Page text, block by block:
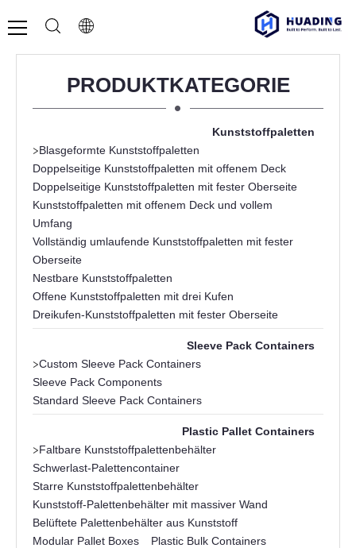
PRODUKTKATEGORIE
Kunststoffpaletten
>Blasgeformte Kunststoffpaletten
Doppelseitige Kunststoffpaletten mit offenem Deck
Doppelseitige Kunststoffpaletten mit fester Oberseite
Kunststoffpaletten mit offenem Deck und vollem
Umfang
Vollständig umlaufende Kunststoffpaletten mit fester
Oberseite
Nestbare Kunststoffpaletten
Offene Kunststoffpaletten mit drei Kufen
Dreikufen-Kunststoffpaletten mit fester Oberseite
Sleeve Pack Containers
>Custom Sleeve Pack Containers
Sleeve Pack Components
Standard Sleeve Pack Containers
Plastic Pallet Containers
>Faltbare Kunststoffpalettenbehälter
Schwerlast-Palettencontainer
Starre Kunststoffpalettenbehälter
Kunststoff-Palettenbehälter mit massiver Wand
Belüftete Palettenbehälter aus Kunststoff
Modular Pallet Boxes
Plastic Bulk Containers